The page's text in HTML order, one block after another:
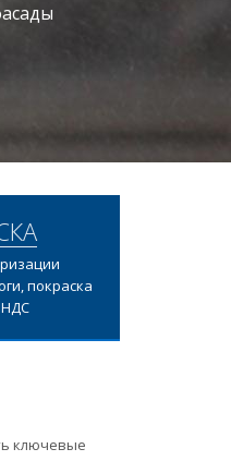
покраска
НДС
ключевые